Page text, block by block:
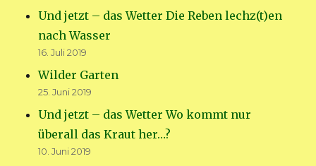
Und jetzt – das Wetter Die Reben lechz(t)en
nach Wasser
16. Juli 2019
Wilder Garten
25. Juni 2019
Und jetzt – das Wetter Wo kommt nur
überall das Kraut her…?
10. Juni 2019